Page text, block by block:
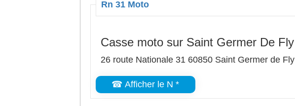
Rn 31 Moto
Casse moto sur Saint Germer De Fly
26 route Nationale 31 60850 Saint Germer de Fly
☎ Afficher le N *